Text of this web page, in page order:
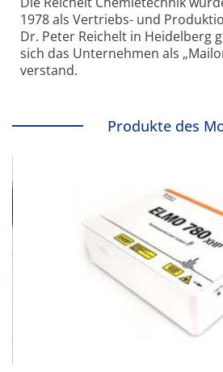
1978 als Vertriebs- und
Dr. Peter Reichelt in Heidelberg
sich das Unternehmen als
verstand.
Produkte des